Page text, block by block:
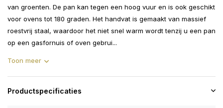
van groenten. De pan kan tegen een hoog vuur en is ook geschikt
voor ovens tot 180 graden. Het handvat is gemaakt van massief
roestvrij staal, waardoor het niet snel warm wordt tenzij u een pan
op een gasfornuis of oven gebrui...
Toon meer
Productspecificaties